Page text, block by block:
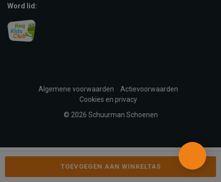
TOEVOEGEN AAN WINKELTAS
Word lid:
Algemene voorwaarden
Actievoorwaarden
Cookies en privacy
© 2026 Schuurman Schoenen